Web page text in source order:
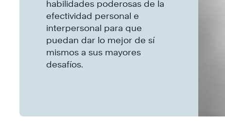
habilidades poderosas de la
efectividad personal e
interpersonal para que
puedan dar lo mejor de sí
mismos a sus mayores
desafíos.